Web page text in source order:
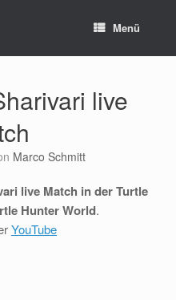
Menü
live
Marco Schmitt
live Match in der Turtle
Hunter World.
YouTube